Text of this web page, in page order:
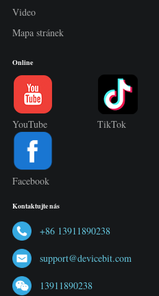
Video
Mapa stránek
Online
YouTube TikTok
Facebook
Kontaktujte nás
+86 13911890238
support@devicebit.com
13911890238